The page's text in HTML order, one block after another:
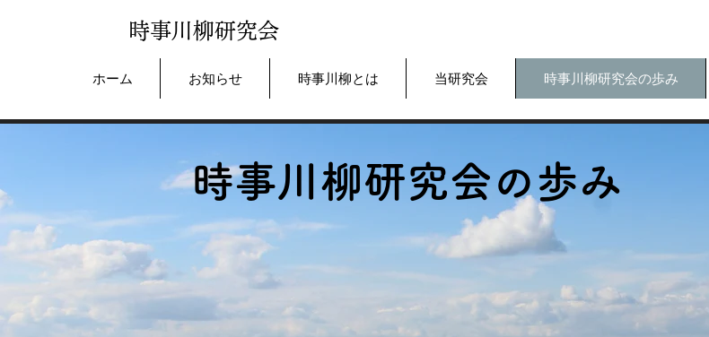
時事川柳研究会
ホーム お知らせ 時事川柳とは 当研究会 時事川柳研究会の歩み
時事川柳研究会の歩み